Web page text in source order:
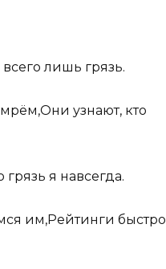
лишь грязь.
узнают, кто
я навсегда.
им,Рейтинги быстро